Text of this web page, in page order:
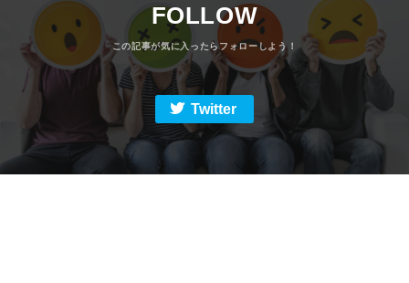
FOLLOW
Twitter